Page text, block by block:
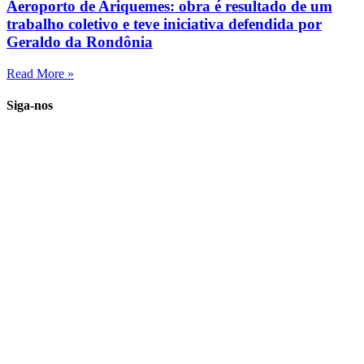
Aeroporto de Ariquemes: obra é resultado de um
trabalho coletivo e teve iniciativa defendida por
Geraldo da Rondônia
Read More »
Siga-nos